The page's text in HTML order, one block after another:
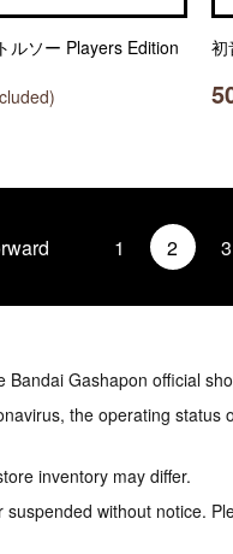
ソー Players Edition 初
1 2 3
Gashapon official
the operating
inventory may differ.
without notice.